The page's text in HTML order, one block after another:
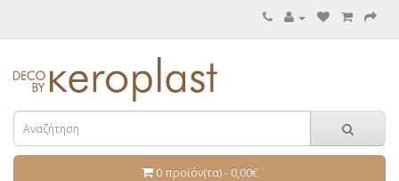
0 προϊόν(τα) - 0,00€